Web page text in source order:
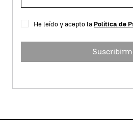
He leído y acepto la Política de